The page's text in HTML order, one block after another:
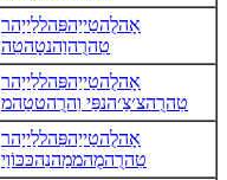
אָהלֻהטַייַהפִּהללַייָהר
טִהרֻהוַהנטָהטִה
אָהלֻהטַייַהפִּהללַייָהר
טִהרֻהצ׳צַ׳הנפַּי וִהרֻהטטַהמ
אָהלֻהטַייַהפִּהללַייָהר
טִהרֻהמֻהממַהנִהכּכּוֹוַי